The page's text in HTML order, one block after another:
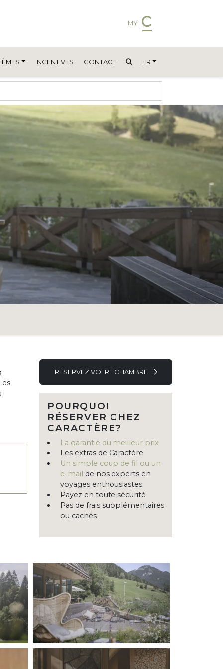
MY
INCENTIVES CONTACT FR
RÉSERVEZ VOTRE CHAMBRE
POURQUOI
RÉSERVER CHEZ
CARACTÈRE?
La garantie du meilleur prix
Les extras de Caractère
Un simple coup de fil ou un
e-mail de nos experts en
voyages enthousiastes.
Payez en toute sécurité
Pas de frais supplémentaires
ou cachés